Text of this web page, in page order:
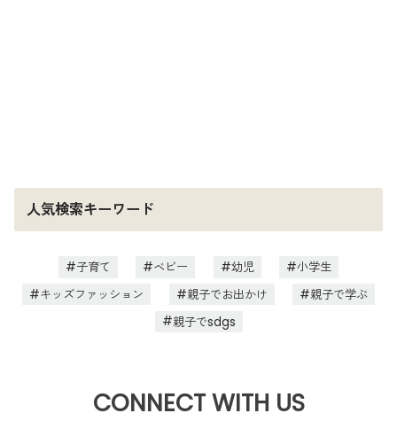
人気検索キーワード
子育て ベビー 幼児
小学生
キッズファッション
親子でお出かけ
親子で学ぶ
親子でsdgs
CONNECT WITH US